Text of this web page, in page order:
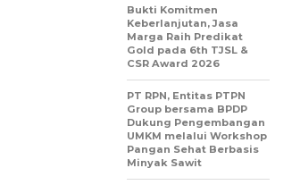
Bukti Komitmen
Keberlanjutan, Jasa
Marga Raih Predikat
Gold pada 6th TJSL &
CSR Award 2026
PT RPN, Entitas PTPN
Group bersama BPDP
Dukung Pengembangan
UMKM melalui Workshop
Pangan Sehat Berbasis
Minyak Sawit